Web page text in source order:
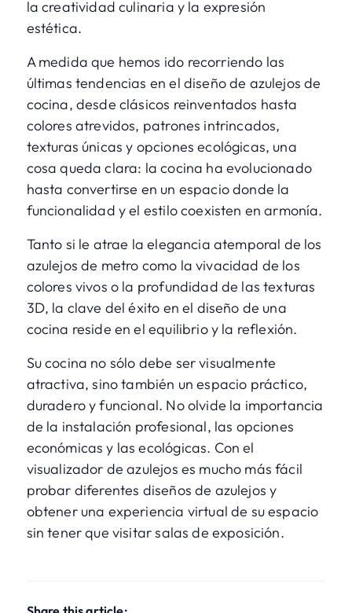
la creatividad culinaria y la expresión
estética.
A medida que hemos ido recorriendo las
últimas tendencias en el diseño de azulejos de
cocina, desde clásicos reinventados hasta
colores atrevidos, patrones intrincados,
texturas únicas y opciones ecológicas, una
cosa queda clara: la cocina ha evolucionado
hasta convertirse en un espacio donde la
funcionalidad y el estilo coexisten en armonía.
Tanto si le atrae la elegancia atemporal de los
azulejos de metro como la vivacidad de los
colores vivos o la profundidad de las texturas
3D, la clave del éxito en el diseño de una
cocina reside en el equilibrio y la reflexión.
Su cocina no sólo debe ser visualmente
atractiva, sino también un espacio práctico,
duradero y funcional. No olvide la importancia
de la instalación profesional, las opciones
económicas y las ecológicas. Conel
visualizador de azulejos es mucho más fácil
probar diferentes diseños de azulejos y
obtener una experiencia virtual de su espacio
sin tener que visitar salas de exposición.